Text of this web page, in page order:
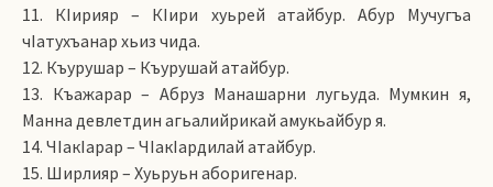
11. КIирияр – КIири хуьрей атайбур. Абур Мучугъа
чIатухъанар хьиз чида.
12. Къурушар – Къурушай атайбур.
13. Къажарар – Абруз Манашарни лугьуда. Мумкин я,
Манна девлетдин агьалийрикай амукьайбур я.
14. ЧIакIарар – ЧIакIардилай атайбур.
15. Ширлияр – Хуьруьн аборигенар.